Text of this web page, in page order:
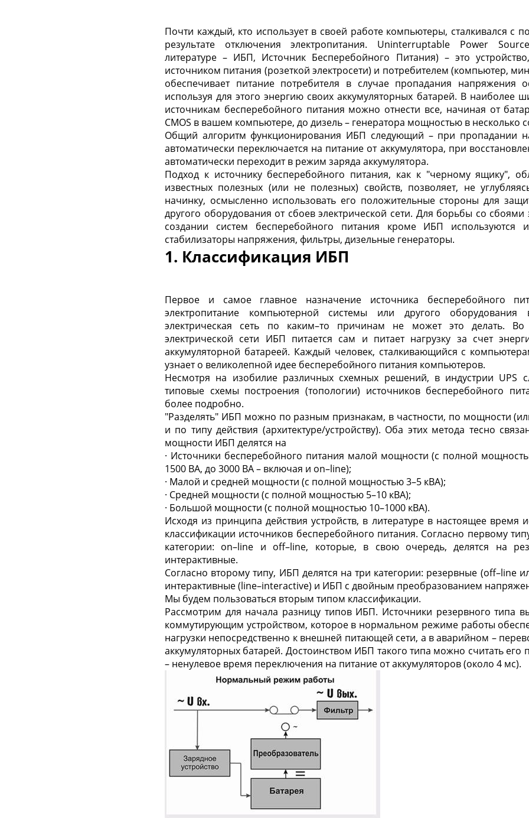
Почти каждый, кто использует в своей работе компьютеры, сталкивался с
результате отключения электропитания. Uninterruptable Power
литературе – ИБП, Источник Бесперебойного Питания) – это
источником питания (розеткой электросети) и потребителем (компьютер,
обеспечивает питание потребителя в случае пропадания напряжения
используя для этого энергию своих аккумуляторных батарей. В наиболее
источникам бесперебойного питания можно отнести все, начиная от
CMOS в вашем компьютере, до дизель – генератора мощностью в несколько
Общий алгоритм функционирования ИБП следующий – при пропадании
автоматически переключается на питание от аккумулятора, при
автоматически переходит в режим заряда аккумулятора.
Подход к источнику бесперебойного питания, как к "черному ящику",
известных полезных (или не полезных) свойств, позволяет, не
начинку, осмысленно использовать его положительные стороны для
другого оборудования от сбоев электрической сети. Для борьбы со сбоями
создании систем бесперебойного питания кроме ИБП используются и
стабилизаторы напряжения, фильтры, дизельные генераторы.
1. Классификация ИБП
Первое и самое главное назначение источника бесперебойного
электропитание компьютерной системы или другого
электрическая сеть по каким–то причинам не может это делать.
электрической сети ИБП питается сам и питает нагрузку за счет
аккумуляторной батареей. Каждый человек, сталкивающийся с
узнает о великолепной идее бесперебойного питания компьютеров.
Несмотря на изобилие различных схемных решений, в индустрии UPS
типовые схемы построения (топологии) источников бесперебойного
более подробно.
"Разделять" ИБП можно по разным признакам, в частности, по мощности
и по типу действия (архитектуре/устройству). Оба этих метода тесно
мощности ИБП делятся на
· Источники бесперебойного питания малой мощности (с полной
1500 ВА, до 3000 ВА – включая и on–line);
· Малой и средней мощности (c полной мощностью 3–5 кВА);
· Средней мощности (с полной мощностью 5–10 кВА);
· Большой мощности (с полной мощностью 10–1000 кВА).
Исходя из принципа действия устройств, в литературе в настоящее время
классификации источников бесперебойного питания. Согласно первому
категории: on–line и off–line, которые, в свою очередь, делятся на
интерактивные.
Согласно второму типу, ИБП делятся на три категории: резервные (off–line
интерактивные (line–interactive) и ИБП с двойным преобразованием
Мы будем пользоваться вторым типом классификации.
Рассмотрим для начала разницу типов ИБП. Источники резервного типа
коммутирующим устройством, которое в нормальном режиме работы
нагрузки непосредственно к внешней питающей сети, а в аварийном –
аккумуляторных батарей. Достоинством ИБП такого типа можно считать его
– ненулевое время переключения на питание от аккумуляторов (около 4 мс).